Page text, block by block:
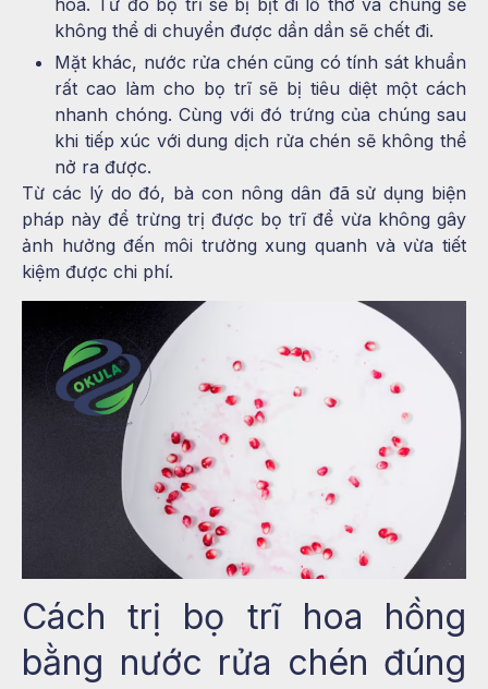
hoa. Từ đó bọ trĩ sẽ bị bịt đi lỗ thở và chúng sẽ
không thể di chuyển được dần dần sẽ chết đi.
Mặt khác, nước rửa chén cũng có tính sát khuẩn
rất cao làm cho bọ trĩ sẽ bị tiêu diệt một cách
nhanh chóng. Cùng với đó trứng của chúng sau
khi tiếp xúc với dung dịch rửa chén sẽ không thể
nở ra được.
Từ các lý do đó, bà con nông dân đã sử dụng biện
pháp này để trừng trị được bọ trĩ để vừa không gây
ảnh hưởng đến môi trường xung quanh và vừa tiết
kiệm được chi phí.
Cách trị bọ trĩ hoa hồng
bằng nước rửa chén đúng